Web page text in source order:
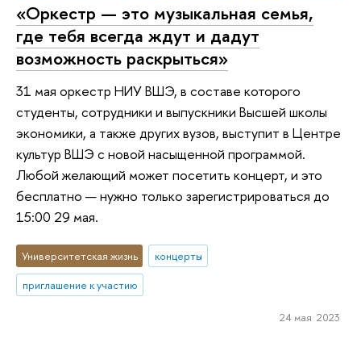
«Оркестр — это музыкальная семья,
где тебя всегда ждут и дадут
возможность раскрыться»
31 мая оркестр НИУ ВШЭ, в составе которого
студенты, сотрудники и выпускники Высшей школы
экономики, а также других вузов, выступит в Центре
культур ВШЭ с новой насыщенной программой.
Любой желающий может посетить концерт, и это
бесплатно — нужно только зарегистрироваться до
15:00 29 мая.
Университетская жизнь
концерты
приглашение к участию
24 мая 2023